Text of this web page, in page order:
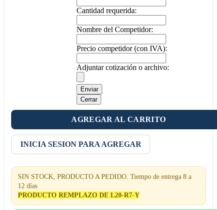
Cantidad requerida:
Nombre del Competidor:
Precio competidor (con IVA):
Adjuntar cotización o archivo:
Enviar
Cerrar
AGREGAR AL CARRITO
INICIA SESION PARA AGREGAR
SIN STOCK, PRODUCTO A PEDIDO. Tiempo de entrega 8 a
12 días
PRODUCTO REMPLAZO DE L20-R7-Y